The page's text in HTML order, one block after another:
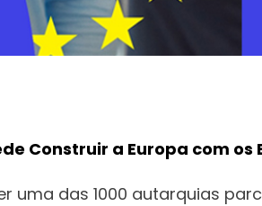
Construir a Europa com os
uma das 1000 autarquias